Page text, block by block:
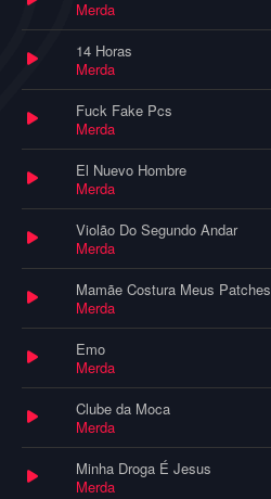
Merda
14 Horas
Merda
Fuck Fake Pcs
Merda
El Nuevo Hombre
Merda
Violão Do Segundo Andar
Merda
Mamãe Costura Meus Patches
Merda
Emo
Merda
Clube da Moca
Merda
Minha Droga É Jesus
Merda